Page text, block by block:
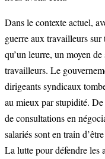
Dans le contexte actuel,
guerre aux travailleurs
qu’un leurre, un moyen
travailleurs. Le
dirigeants syndicaux
au mieux par stupidité.
de consultations en
salariés sont en train
La lutte pour défendre les